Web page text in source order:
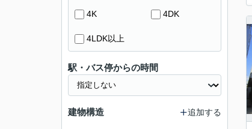
4K 4DK
4LDK以上
駅・バス停からの時間
建物構造 追加する